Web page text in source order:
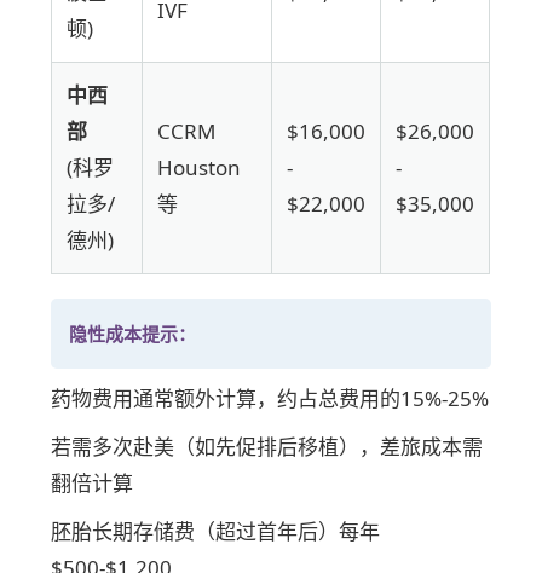
顿)
IVF
中西
部
(科罗
拉多/
德州)
CCRM
Houston
等
$16,000
-
$22,000
$26,000
-
$35,000
隐性成本提示：
药物费用通常额外计算，约占总费用的15%-25%
若需多次赴美（如先促排后移植），差旅成本需
翻倍计算
胚胎长期存储费（超过首年后）每年
$500-$1,200